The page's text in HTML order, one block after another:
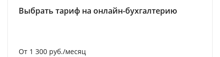
Выбрать тариф на онлайн-бухгалтерию
От 1 300 руб./месяц